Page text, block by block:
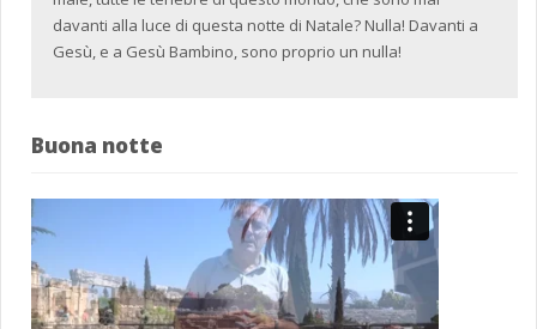
davanti alla luce di questa notte di Natale? Nulla! Davanti a
Gesù, e a Gesù Bambino, sono proprio un nulla!
Buona notte